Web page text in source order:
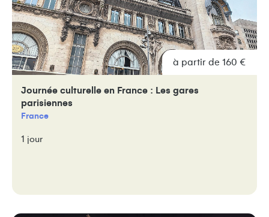
à partir de 160 €
Journée culturelle en France : Les gares
parisiennes
France
1 jour